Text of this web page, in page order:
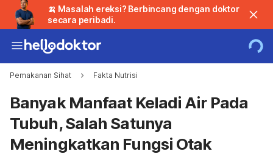
🍌 Masalah ereksi? Berbincang dengan doktor
secara peribadi.
Pemakanan Sihat Fakta Nutrisi
Banyak Manfaat Keladi Air Pada
Tubuh, Salah Satunya
Meningkatkan Fungsi Otak